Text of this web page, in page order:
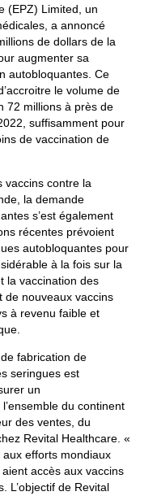
(EPZ) Limited, un
a annoncé
de dollars de la
augmenter sa
autobloquantes. Ce
le volume de
72 millions à près de
suffisamment pour
de vaccination de
vaccins contre la
la demande
s’est également
récentes prévoient
autobloquantes pour
à la fois sur la
la vaccination des
de nouveaux vaccins
à revenu faible et
fabrication de
seringues est
un
du continent
des ventes, du
Revital Healthcare. «
efforts mondiaux
accès aux vaccins
L’objectif de Revital